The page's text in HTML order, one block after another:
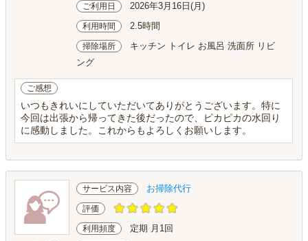
ご利用日 2026年3月16日(月)
利用時間 2.5時間
掃除場所
キッチン トイレ お風呂 洗面所 リビ
ング
ご感想
いつもきれいにしていただいてありがとうございます。特に
今回は出張から帰ってきた後だったので、ピカピカの水回り
に感動しました。これからもよろしくお願いします。
サービス内容 お掃除代行
評価
利用頻度 定期 月1回